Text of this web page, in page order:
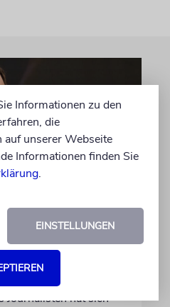
die
des ÖRR
Journalisten hat sich
Informationen zu den
die
auf unserer Webseite
Informationen finden Sie
.
EINSTELLUNGEN